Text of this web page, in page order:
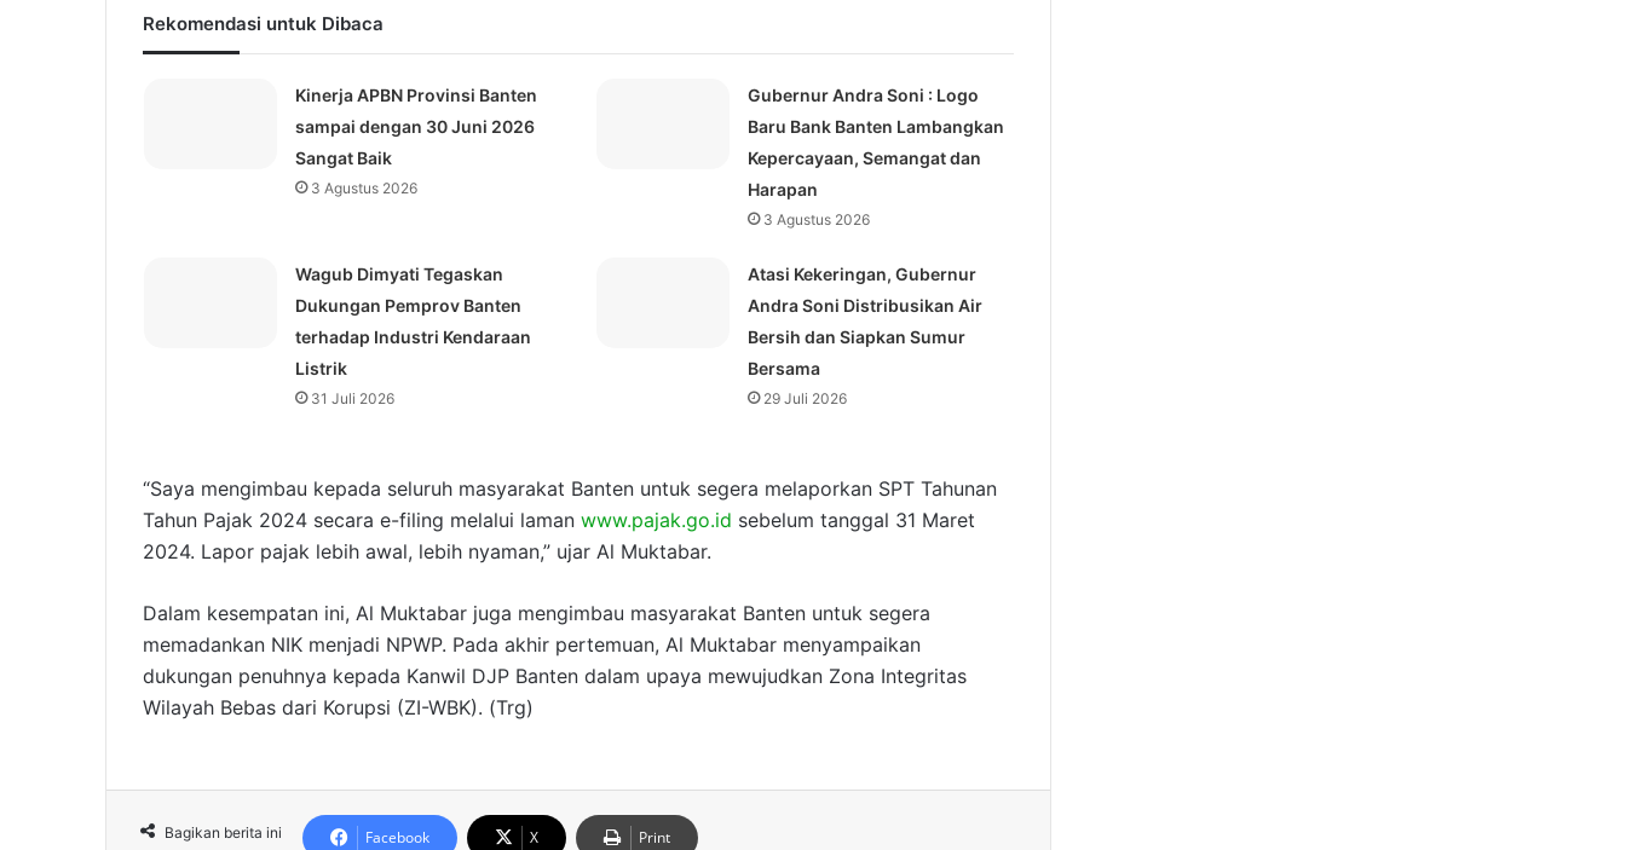
Rekomendasi untuk Dibaca
Kinerja APBN Provinsi Banten
sampai dengan 30 Juni 2026
Sangat Baik
3 Agustus 2026
Gubernur Andra Soni : Logo
Baru Bank Banten Lambangkan
Kepercayaan, Semangat dan
Harapan
3 Agustus 2026
Wagub Dimyati Tegaskan
Dukungan Pemprov Banten
terhadap Industri Kendaraan
Listrik
31 Juli 2026
Atasi Kekeringan, Gubernur
Andra Soni Distribusikan Air
Bersih dan Siapkan Sumur
Bersama
29 Juli 2026
“Saya mengimbau kepada seluruh masyarakat Banten untuk segera melaporkan SPT Tahunan
Tahun Pajak 2024 secara e-filing melalui laman www.pajak.go.id sebelum tanggal 31 Maret
2024. Lapor pajak lebih awal, lebih nyaman,” ujar Al Muktabar.
Dalam kesempatan ini, Al Muktabar juga mengimbau masyarakat Banten untuk segera
memadankan NIK menjadi NPWP. Pada akhir pertemuan, Al Muktabar menyampaikan
dukungan penuhnya kepada Kanwil DJP Banten dalam upaya mewujudkan Zona Integritas
Wilayah Bebas dari Korupsi (ZI-WBK). (Trg)
Bagikan berita ini Facebook X Print